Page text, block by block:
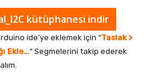
kütüphanesi indir
ide’ye eklemek için “Taslak >
Ekle…“ Segmelerini takip ederek